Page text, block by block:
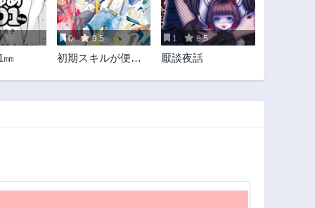
㎜
0 9.5
初期スキルが便利
1 8.5
厭談夜話